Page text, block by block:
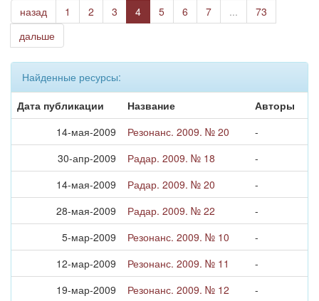
назад 1 2 3 4 5 6 7 ...
73
дальше
Найденные ресурсы:
Дата публикации
Название
Авторы
14-мая-2009
Резонанс. 2009. № 20
-
30-апр-2009
Радар. 2009. № 18
-
14-мая-2009
Радар. 2009. № 20
-
28-мая-2009
Радар. 2009. № 22
-
5-мар-2009
Резонанс. 2009. № 10
-
12-мар-2009
Резонанс. 2009. № 11
-
19-мар-2009
Резонанс. 2009. № 12
-